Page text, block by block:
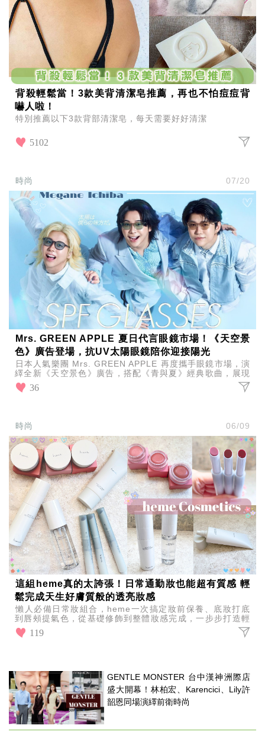
背殺輕鬆當！3款美背清潔皂推薦，再也不怕痘痘背
嚇人啦！
特別推薦以下3款背部清潔皂，每天需要好好清潔
5102
時尚 07/20
Mrs. GREEN APPLE 夏日代言眼鏡市場！《天空景
色》廣告登場，抗UV太陽眼鏡陪你迎接陽光
日本人氣樂團 Mrs. GREEN APPLE 再度攜手眼鏡市場，演
繹全新《天空景色》廣告，搭配《青與夏》經典歌曲，展現
夏日活力，同步推出全新抗UV太陽眼鏡。
36
時尚 06/09
這組heme真的太誇張！日常通勤妝也能超有質感 輕
鬆完成天生好膚質般的透亮妝感
懶人必備日常妝組合，heme一次搞定妝前保養、底妝打底
到唇頰提氣色，從基礎修飾到整體妝感完成，一步步打造輕
透水光妝容，讓素顏也能自然擁有好氣色與精緻感。
119
GENTLE MONSTER 台中漢神洲際店
盛大開幕！林柏宏、Karencici、Lily許
韶恩同場演繹前衛時尚